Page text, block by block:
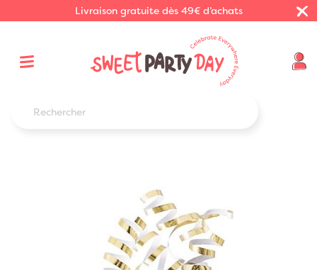
Livraison gratuite dès 49€ d’achats